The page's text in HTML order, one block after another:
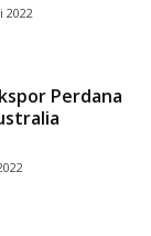
2022
Perdana